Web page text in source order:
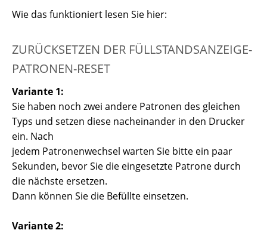
Wie das funktioniert lesen Sie hier:
ZURÜCKSETZEN DER FÜLLSTANDSANZEIGE-
PATRONEN-RESET
Variante 1:
Sie haben noch zwei andere Patronen des gleichen
Typs und setzen diese nacheinander in den Drucker
ein. Nach
jedem Patronenwechsel warten Sie bitte ein paar
Sekunden, bevor Sie die eingesetzte Patrone durch
die nächste ersetzen.
Dann können Sie die Befüllte einsetzen.
Variante 2: